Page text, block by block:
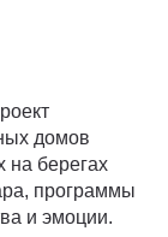
домов
на берегах
программы
и эмоции.